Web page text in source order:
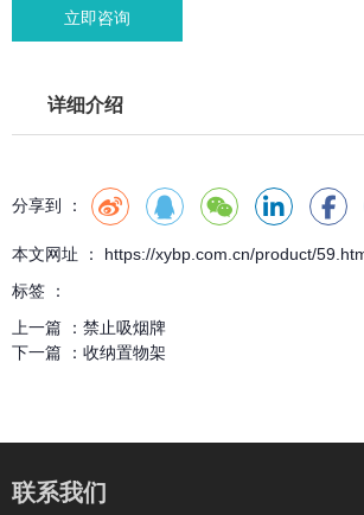
立即咨询
详细介绍
分享到 ：
本文网址 ： https://xybp.com.cn/product/
标签 ：
上一篇 ： 禁止吸烟牌
下一篇 ： 收纳置物架
联系我们